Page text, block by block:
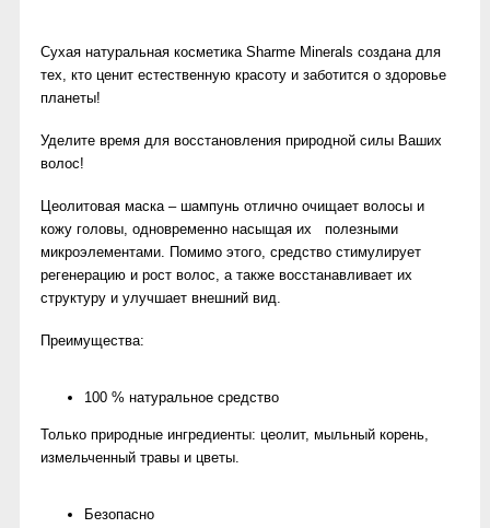
Сухая натуральная косметика Sharme Minerals создана для
тех, кто ценит естественную красоту и заботится о здоровье
планеты!
Уделите время для восстановления природной силы Ваших
волос!
Цеолитовая маска – шампунь отлично очищает волосы и
кожу головы, одновременно насыщая их полезными
микроэлементами. Помимо этого, средство стимулирует
регенерацию и рост волос, а также восстанавливает их
структуру и улучшает внешний вид.
Преимущества:
100 % натуральное средство
Только природные ингредиенты: цеолит, мыльный корень,
измельченный травы и цветы.
Безопасно